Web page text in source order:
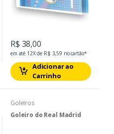
R$ 38,00
em até 12X de R$ 3,59 no cartão*
Adicionar ao
Carrinho
Goleiros
Goleiro do Real Madrid